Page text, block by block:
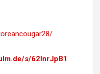
s/62InrJpB1